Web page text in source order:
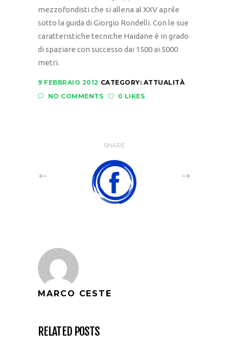
mezzofondisti che si allena al XXV aprile
sotto la guida di Giorgio Rondelli. Con le sue
caratteristiche tecniche Haidane è in grado
di spaziare con successo dai 1500 ai 5000
metri.
9 FEBBRAIO 2012 CATEGORY: ATTUALITÀ
NO COMMENTS
0 LIKES
SHARE
MARCO CESTE
RELATED POSTS